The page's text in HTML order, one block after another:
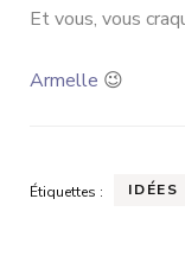
Et vous, vous
Armelle 😉
Étiquettes : IDÉES